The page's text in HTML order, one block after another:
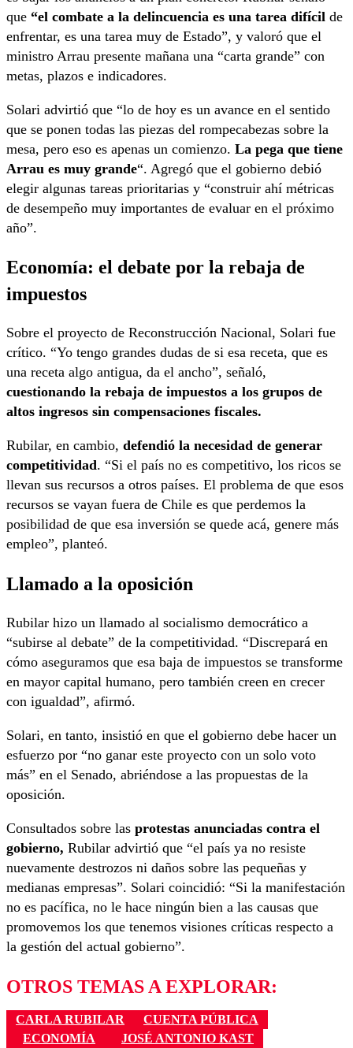
que “el combate a la delincuencia es una tarea difícil de
enfrentar, es una tarea muy de Estado”, y valoró que el
ministro Arrau presente mañana una “carta grande” con
metas, plazos e indicadores.
Solari advirtió que “lo de hoy es un avance en el sentido
que se ponen todas las piezas del rompecabezas sobre la
mesa, pero eso es apenas un comienzo. La pega que tiene
Arrau es muy grande“. Agregó que el gobierno debió
elegir algunas tareas prioritarias y “construir ahí métricas
de desempeño muy importantes de evaluar en el próximo
año”.
Economía: el debate por la rebaja de
impuestos
Sobre el proyecto de Reconstrucción Nacional, Solari fue
crítico. “Yo tengo grandes dudas de si esa receta, que es
una receta algo antigua, da el ancho”, señaló,
cuestionando la rebaja de impuestos a los grupos de
altos ingresos sin compensaciones fiscales.
Rubilar, en cambio, defendió la necesidad de generar
competitividad. “Si el país no es competitivo, los ricos se
llevan sus recursos a otros países. El problema de que esos
recursos se vayan fuera de Chile es que perdemos la
posibilidad de que esa inversión se quede acá, genere más
empleo”, planteó.
Llamado a la oposición
Rubilar hizo un llamado al socialismo democrático a
“subirse al debate” de la competitividad. “Discrepará en
cómo aseguramos que esa baja de impuestos se transforme
en mayor capital humano, pero también creen en crecer
con igualdad”, afirmó.
Solari, en tanto, insistió en que el gobierno debe hacer un
esfuerzo por “no ganar este proyecto con un solo voto
más” en el Senado, abriéndose a las propuestas de la
oposición.
Consultados sobre las protestas anunciadas contra el
gobierno, Rubilar advirtió que “el país ya no resiste
nuevamente destrozos ni daños sobre las pequeñas y
medianas empresas”. Solari coincidió: “Si la manifestación
no es pacífica, no le hace ningún bien a las causas que
promovemos los que tenemos visiones críticas respecto a
la gestión del actual gobierno”.
OTROS TEMAS A EXPLORAR:
CARLA RUBILAR
CUENTA PÚBLICA
ECONOMÍA
JOSÉ ANTONIO KAST